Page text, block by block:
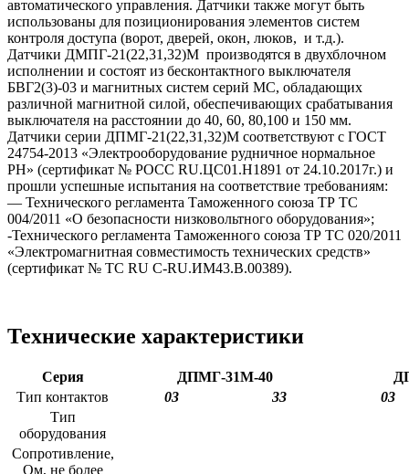
автоматического управления. Датчики также могут быть
использованы для позиционирования элементов систем
контроля доступа (ворот, дверей, окон, люков, и т.д.).
Датчики ДМПГ-21(22,31,32)М производятся в двухблочном
исполнении и состоят из бесконтактного выключателя
БВГ2(3)-03 и магнитных систем серий МС, обладающих
различной магнитной силой, обеспечивающих срабатывания
выключателя на расстоянии до 40, 60, 80,100 и 150 мм.
Датчики серии ДПМГ-21(22,31,32)М соответствуют с ГОСТ
24754-2013 «Электрооборудование рудничное нормальное
РН» (сертификат № РОСС RU.ЦС01.Н1891 от 24.10.2017г.) и
прошли успешные испытания на соответствие требованиям:
— Технического регламента Таможенного союза ТР ТС
004/2011 «О безопасности низковольтного оборудования»;
-Технического регламента Таможенного союза ТР ТС 020/2011
«Электромагнитная совместимость технических средств»
(сертификат № ТС RU C-RU.ИМ43.В.00389).
Технические характеристики
Серия ДПМГ-31М-40
Тип контактов
03 33
03
Тип
оборудования
Сопротивление,
Ом, не более